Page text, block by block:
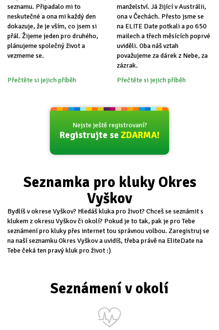
seznamu. Připadalo mi to
neskutečné a ona mi každý den
dokazuje, že je vším, co jsem si
přál. Žijeme jeden pro druhého,
plánujeme společný život a
vezmeme se.
Přečtěte si jejich příběh
manželství. Já žijící v Austrálii,
ona v Čechách. Přesto jsme se
na ELITE Date potkali a po 650
mailech a třech měsících poprvé
uviděli. Oba náš vztah
považujeme za dárek z Nebe, za
zázrak.
Přečtěte si jejich příběh
Nejste ještě registrovaní?
Registrujte se ZDARMA!
Seznamka pro kluky Okres
Vyškov
Bydlíš v okrese Vyškov? Hledáš kluka pro život? Chceš se seznámit s
klukem z okresu Vyškov či okolí? Pokud je to tak, pak je pro Tebe
seznámení pro kluky přes internet tou správnou volbou. Zaregistruj se
na naší seznamku Okres Vyškov a uvidíš, třeba právě na EliteDate na
Tebe čeká ten pravý kluk pro život :)
Seznámení v okolí